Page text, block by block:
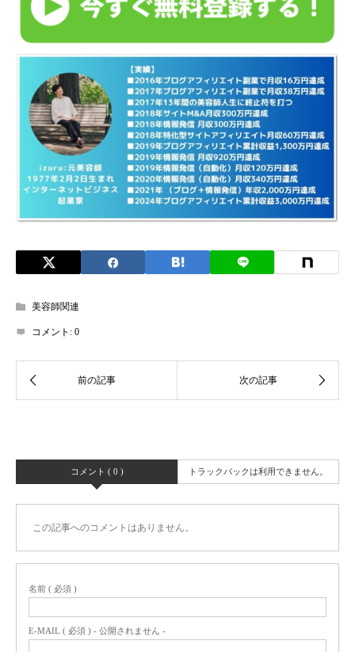
美容師関連
コメント: 0
コメント ( 0 ) トラックバックは利用できません。
この記事へのコメントはありません。
名前 ( 必須 )
E-MAIL ( 必須 ) - 公開されません -